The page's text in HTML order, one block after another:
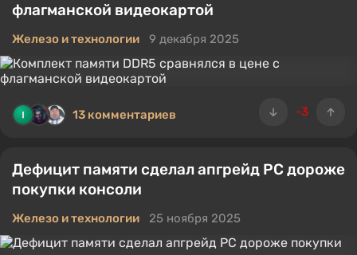
флагманской видеокартой
Железо и технологии 9 декабря 2025
-3
13 комментариев
Дефицит памяти сделал апгрейд PC дороже
покупки консоли
Железо и технологии 25 ноября 2025